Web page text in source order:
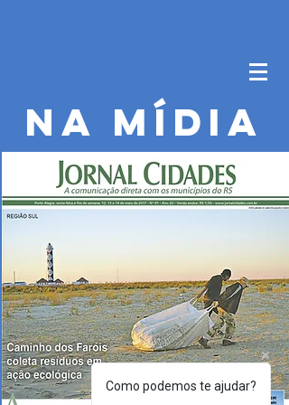
NA MÍDIA
Como podemos te ajudar?